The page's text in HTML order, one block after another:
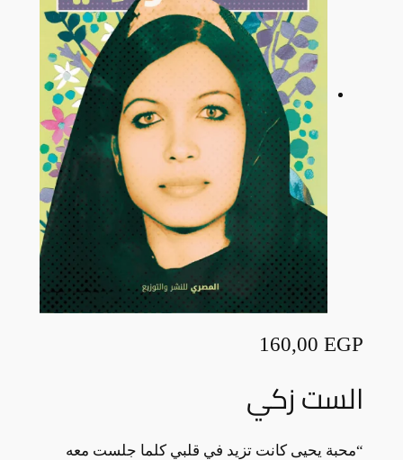
160,00EGP
الست زكي
“محبة يحيى كانت تزيد في قلبي كلما جلست معه